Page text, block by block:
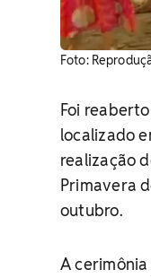
Foto:
Foi
localizado
realização
Primavera
outubro.
A